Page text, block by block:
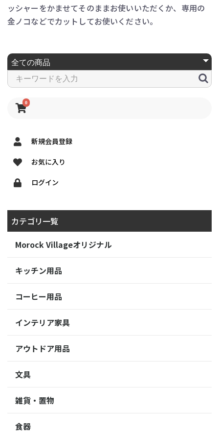
0
新規会員登録
お気に入り
ログイン
カテゴリ一覧
Morock Villageオリジナル
キッチン用品
コーヒー用品
インテリア家具
アウトドア用品
文具
雑貨・置物
食器
ッシャーをかませてそのままお使いいただくか、専用の
金ノコなどでカットしてお使いください。